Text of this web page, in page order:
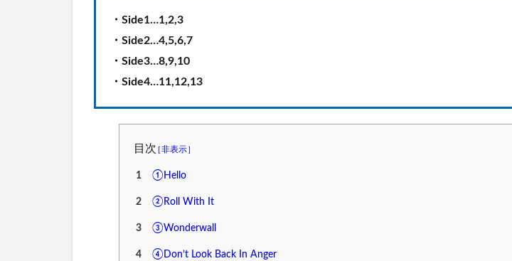
・Side1…1,2,3
・Side2…4,5,6,7
・Side3…8,9,10
・Side4…11,12,13
目次
1 ①Hello
2 ②Roll With It
3 ③Wonderwall
4 ④Don’t Look Back In Anger